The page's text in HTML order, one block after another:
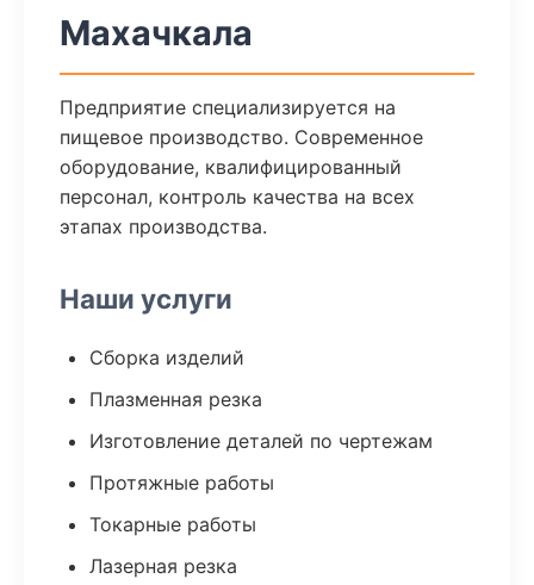
Махачкала
Предприятие специализируется на
пищевое производство. Современное
оборудование, квалифицированный
персонал, контроль качества на всех
этапах производства.
Наши услуги
Сборка изделий
Плазменная резка
Изготовление деталей по чертежам
Протяжные работы
Токарные работы
Лазерная резка